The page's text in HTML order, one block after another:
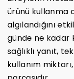
ürünü kullanma
algılandığını
günde ne kadar
sağlıklı yanıt,
kullanım